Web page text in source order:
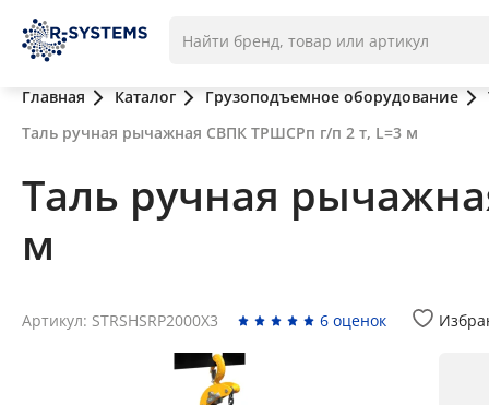
Главная Каталог Грузоподъемное оборудование
Таль ручная рычажная СВПК ТРШСРп г/п 2 т, L=3 м
Таль ручная
м
Артикул: STRSHSRP2000X3 6 оценок